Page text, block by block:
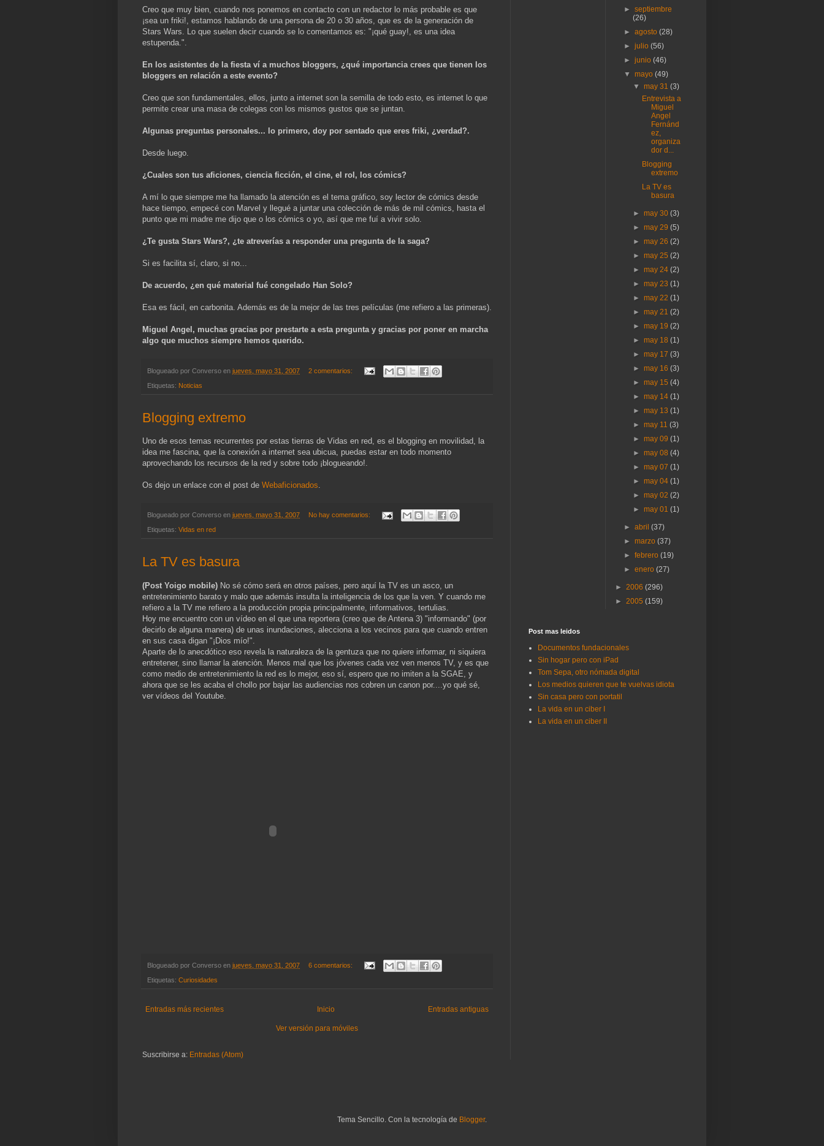
Creo que muy bien, cuando nos ponemos en contacto con un redactor lo más probable es que
¡sea un friki!, estamos hablando de una persona de 20 o 30 años, que es de la generación de
Stars Wars. Lo que suelen decir cuando se lo comentamos es: "¡qué guay!, es una idea
estupenda.".
En los asistentes de la fiesta ví a muchos bloggers, ¿qué importancia crees que tienen los
bloggers en relación a este evento?
Creo que son fundamentales, ellos, junto a internet son la semilla de todo esto, es internet lo que
permite crear una masa de colegas con los mismos gustos que se juntan.
Algunas preguntas personales... lo primero, doy por sentado que eres friki, ¿verdad?.
Desde luego.
¿Cuales son tus aficiones, ciencia ficción, el cine, el rol, los cómics?
A mí lo que siempre me ha llamado la atención es el tema gráfico, soy lector de cómics desde
hace tiempo, empecé con Marvel y llegué a juntar una colección de más de mil cómics, hasta el
punto que mi madre me dijo que o los cómics o yo, así que me fuí a vivir solo.
¿Te gusta Stars Wars?, ¿te atreverías a responder una pregunta de la saga?
Si es facilita sí, claro, si no...
De acuerdo, ¿en qué material fué congelado Han Solo?
Esa es fácil, en carbonita. Además es de la mejor de las tres películas (me refiero a las primeras).
Miguel Angel, muchas gracias por prestarte a esta pregunta y gracias por poner en marcha
algo que muchos siempre hemos querido.
Blogueado por Converso en jueves, mayo 31, 2007 2 comentarios:
Etiquetas: Noticias
Blogging extremo
Uno de esos temas recurrentes por estas tierras de Vidas en red, es el blogging en movilidad, la
idea me fascina, que la conexión a internet sea ubicua, puedas estar en todo momento
aprovechando los recursos de la red y sobre todo ¡blogueando!.
Os dejo un enlace con el post de Webaficionados.
Blogueado por Converso en jueves, mayo 31, 2007 No hay comentarios:
Etiquetas: Vidas en red
La TV es basura
(Post Yoigo mobile) No sé cómo será en otros países, pero aquí la TV es un asco, un
entretenimiento barato y malo que además insulta la inteligencia de los que la ven. Y cuando me
refiero a la TV me refiero a la producción propia principalmente, informativos, tertulias.
Hoy me encuentro con un vídeo en el que una reportera (creo que de Antena 3) "informando" (por
decirlo de alguna manera) de unas inundaciones, alecciona a los vecinos para que cuando entren
en sus casa digan "¡Dios mío!".
Aparte de lo anecdótico eso revela la naturaleza de la gentuza que no quiere informar, ni siquiera
entretener, sino llamar la atención. Menos mal que los jóvenes cada vez ven menos TV, y es que
como medio de entretenimiento la red es lo mejor, eso sí, espero que no imiten a la SGAE, y
ahora que se les acaba el chollo por bajar las audiencias nos cobren un canon por....yo qué sé,
ver vídeos del Youtube.
Blogueado por Converso en jueves, mayo 31, 2007 6 comentarios:
Etiquetas: Curiosidades
Entradas más recientes Entradas antiguas
Inicio
Ver versión para móviles
Suscribirse a: Entradas (Atom)
►septiembre
(26)
►agosto(28)
►julio(56)
►junio(46)
▼mayo(49)
▼ may 31 (3)
Entrevista a
Miguel
Angel
Fernánd
ez,
organiza
dor d...
Blogging
extremo
La TV es
basura
► may 30 (3)
► may 29 (5)
► may 26 (2)
► may 25 (2)
► may 24 (2)
► may 23 (1)
► may 22 (1)
► may 21 (2)
► may 19 (2)
► may 18 (1)
► may 17 (3)
► may 16 (3)
► may 15 (4)
► may 14 (1)
► may 13 (1)
► may 11 (3)
► may 09 (1)
► may 08 (4)
► may 07 (1)
► may 04 (1)
► may 02 (2)
► may 01 (1)
►abril(37)
►marzo(37)
►febrero(19)
►enero(27)
► 2006 (296)
► 2005 (159)
Post mas lei­dos
Documentos fundacionales
Sin hogar pero con iPad
Tom Sepa, otro nómada digital
Los medios quieren que te vuelvas idiota
Sin casa pero con portatil
La vida en un ciber I
La vida en un ciber II
Tema Sencillo. Con la tecnología de Blogger.